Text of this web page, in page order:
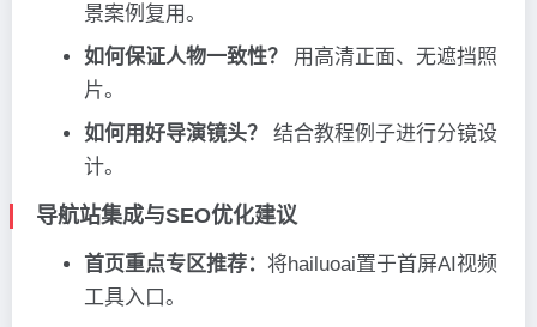
景案例复用。
如何保证人物一致性？
用高清正面、无遮挡照
片。
如何用好导演镜头？
结合教程例子进行分镜设
计。
导航站集成与SEO优化建议
首页重点专区推荐： 将hailuoai置于首屏AI视频
工具入口。